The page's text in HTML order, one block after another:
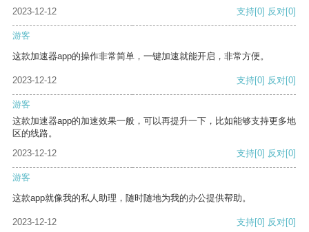
2023-12-12
支持[0] 反对[0]
游客
这款加速器app的操作非常简单，一键加速就能开启，非常方便。
2023-12-12 支持[0] 反对[0]
游客
这款加速器app的加速效果一般，可以再提升一下，比如能够支持更多地
区的线路。
2023-12-12
支持[0] 反对[0]
游客
这款app就像我的私人助理，随时随地为我的办公提供帮助。
2023-12-12 支持[0] 反对[0]